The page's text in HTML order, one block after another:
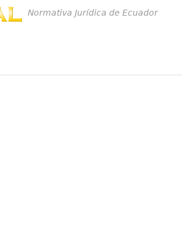
Normativa Jurídica de Ecuador